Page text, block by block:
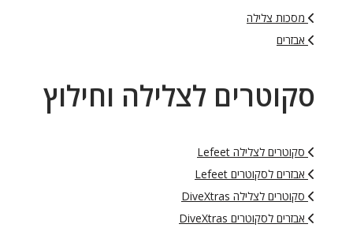
מסכות צלילה
אבזרים
סקוטרים לצלילה וחילוץ
סקוטרים לצלילה Lefeet
אבזרים לסקוטרים Lefeet
סקוטרים לצלילה DiveXtras
אבזרים לסקוטרים DiveXtras